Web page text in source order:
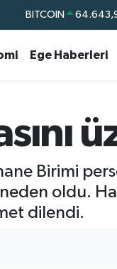
BITCOIN
BİST100
Ege Haberleri
Birimi
neden oldu.
dilendi.